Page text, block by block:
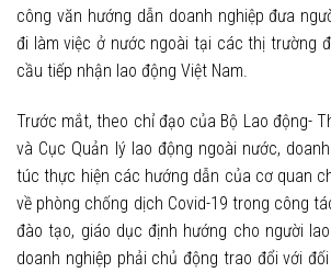
công văn hướng dẫn doanh nghiệp đưa
đi làm việc ở nước ngoài tại các thị trường
cầu tiếp nhận lao động Việt Nam.
Trước mắt, theo chỉ đạo của Bộ Lao động-
và Cục Quản lý lao động ngoài nước,
túc thực hiện các hướng dẫn của cơ quan
về phòng chống dịch Covid-19 trong công
đào tạo, giáo dục định hướng cho người
doanh nghiệp phải chủ động trao đổi với